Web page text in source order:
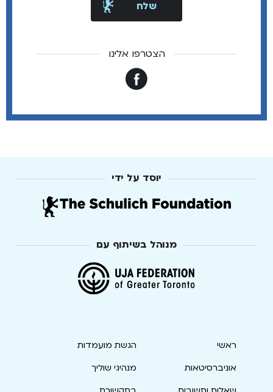
הצטרפו אלינו
יוסד על ידי
מנוהל בשיתוף עם
ראשי
הגשת מועמדות
אוניברסיטאות
מנהיגי שוליך